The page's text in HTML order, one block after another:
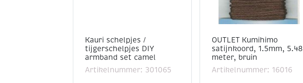
Kauri schelpjes /
tijgerschelpjes DIY
armband set camel
Artikelnummer: 301065
OUTLET Kumihimo
satijnkoord, 1.5mm, 5.48
meter, bruin
Artikelnummer: 16016